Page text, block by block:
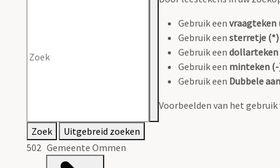
Gebruik een vraagteken
Gebruik een sterretje (*)
Gebruik een dollarteken
Gebruik een minteken
Gebruik een Dubbele
Voorbeelden van het
Zoek
Uitgebreid zoeken
502 Gemeente Ommen